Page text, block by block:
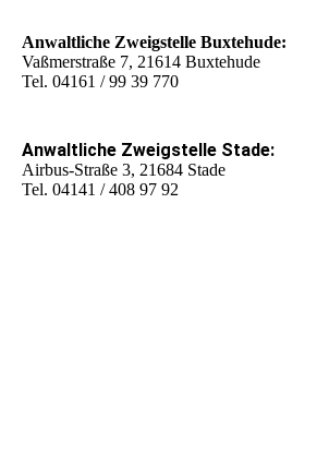
Anwaltliche Zweigstelle Buxtehude:
Vaßmerstraße 7, 21614 Buxtehude
Tel. 04161 / 99 39 770
Anwaltliche Zweigstelle Stade:
Airbus-Straße 3, 21684 Stade
Tel. 04141 / 408 97 92